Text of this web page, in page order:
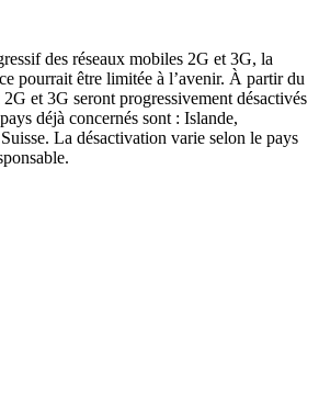
des réseaux mobiles 2G et 3G, la
pourrait être limitée à l’avenir. À partir du
et 3G seront progressivement désactivés
déjà concernés sont : Islande,
La désactivation varie selon le pays